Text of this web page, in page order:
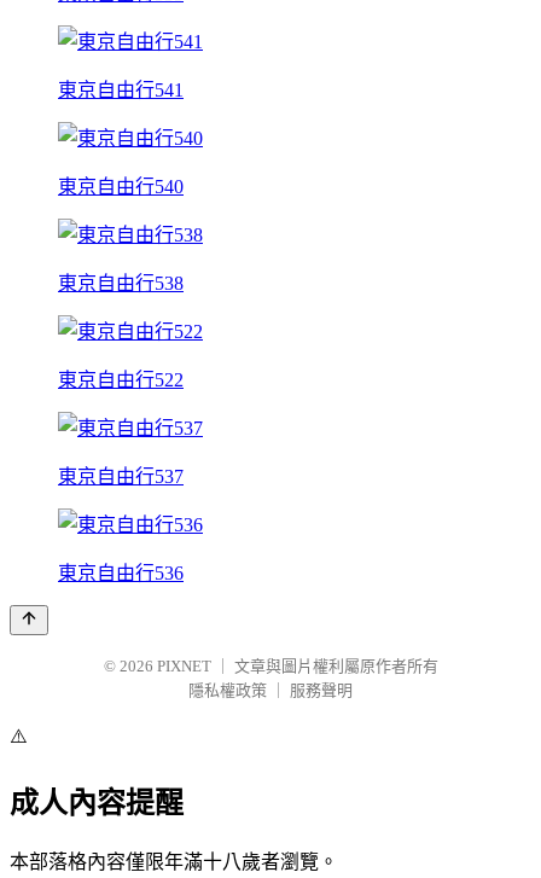
東京自由行541
東京自由行540
東京自由行538
東京自由行522
東京自由行537
東京自由行536
© 2026 PIXNET
文章與圖片權利屬原作者所有
隱私權政策
服務聲明
⚠️
成人內容提醒
本部落格內容僅限年滿十八歲者瀏覽。